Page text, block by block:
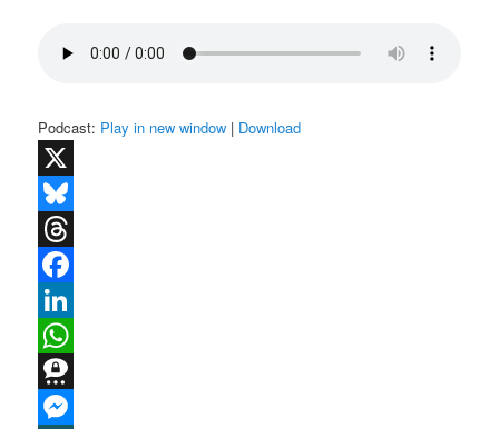
Podcast: Play in new window | Download
X
Bluesky
Threads
Facebook
LinkedIn
WhatsApp
Threema